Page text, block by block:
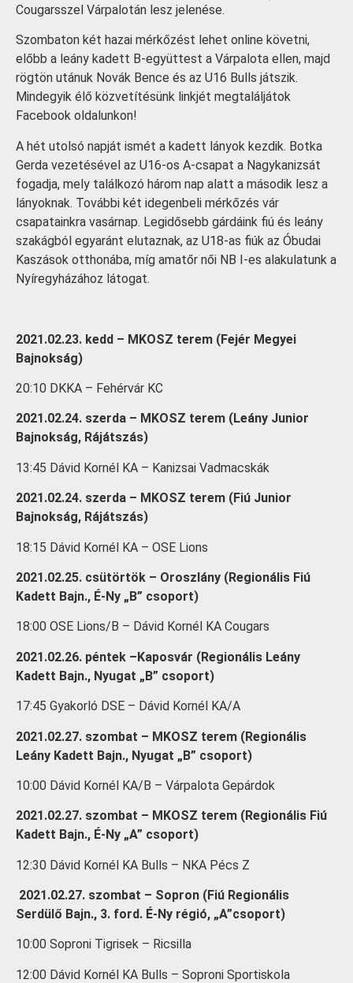
Cougarsszel Várpalotán lesz jelenése.
Szombaton két hazai mérkőzést lehet online követni,
előbb a leány kadett B-együttest a Várpalota ellen, majd
rögtön utánuk Novák Bence és az U16 Bulls játszik.
Mindegyik élő közvetítésünk linkjét megtaláljátok
Facebook oldalunkon!
A hét utolsó napját ismét a kadett lányok kezdik. Botka
Gerda vezetésével az U16-os A-csapat a Nagykanizsát
fogadja, mely találkozó három nap alatt a második lesz a
lányoknak. További két idegenbeli mérkőzés vár
csapatainkra vasárnap. Legidősebb gárdáink fiú és leány
szakágból egyaránt elutaznak, az U18-as fiúk az Óbudai
Kaszások otthonába, míg amatőr női NB I-es alakulatunk a
Nyíregyházához látogat.
2021.02.23. kedd – MKOSZ terem (Fejér Megyei
Bajnokság)
20:10 DKKA – Fehérvár KC
2021.02.24. szerda – MKOSZ terem (Leány Junior
Bajnokság, Rájátszás)
13:45 Dávid Kornél KA – Kanizsai Vadmacskák
2021.02.24. szerda – MKOSZ terem (Fiú Junior
Bajnokság, Rájátszás)
18:15 Dávid Kornél KA – OSE Lions
2021.02.25. csütörtök – Oroszlány (Regionális Fiú
Kadett Bajn., É-Ny „B” csoport)
18:00 OSE Lions/B – Dávid Kornél KA Cougars
2021.02.26. péntek –Kaposvár (Regionális Leány
Kadett Bajn., Nyugat „B” csoport)
17:45 Gyakorló DSE – Dávid Kornél KA/A
2021.02.27. szombat – MKOSZ terem (Regionális
Leány Kadett Bajn., Nyugat „B” csoport)
10:00 Dávid Kornél KA/B – Várpalota Gepárdok
2021.02.27. szombat – MKOSZ terem (Regionális Fiú
Kadett Bajn., É-Ny „A” csoport)
12:30 Dávid Kornél KA Bulls – NKA Pécs Z
2021.02.27. szombat – Sopron (Fiú Regionális
Serdülő Bajn., 3. ford. É-Ny régió, „A”csoport)
10:00 Soproni Tigrisek – Ricsilla
12:00 Dávid Kornél KA Bulls – Soproni Sportiskola